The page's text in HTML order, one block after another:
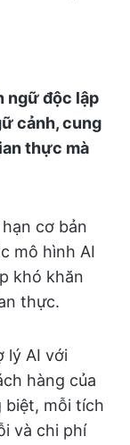
ngữ độc lập
cảnh, cung
thực mà
cơ bản
mô hình AI
khó khăn
thực.
lý AI với
hàng của
biệt, mỗi tích
và chi phí